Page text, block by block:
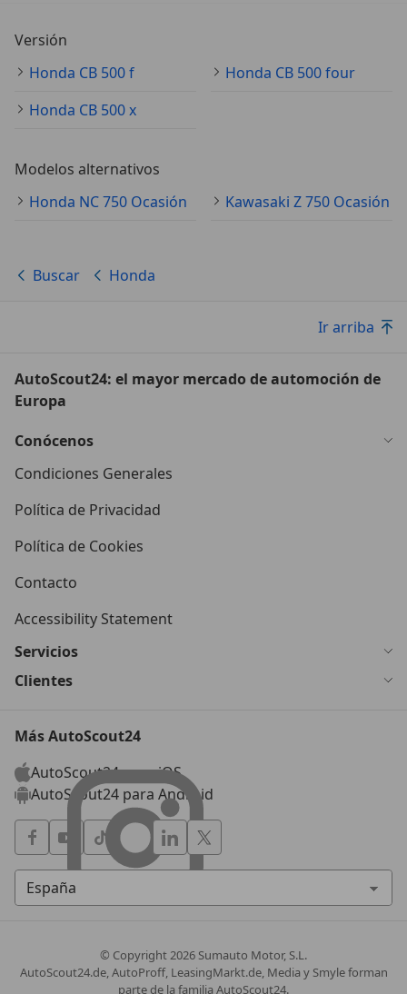
Versión
Honda CB 500 f
Honda CB 500 four
Honda CB 500 x
Modelos alternativos
Honda NC 750 Ocasión
Kawasaki Z 750 Ocasión
Buscar Honda
Ir arriba
AutoScout24: el mayor mercado de automoción de
Europa
Conócenos
Condiciones Generales
Política de Privacidad
Política de Cookies
Contacto
Accessibility Statement
Servicios
Clientes
Más AutoScout24
AutoScout24 para iOS
AutoScout24 para Android
© Copyright2026 Sumauto Motor, S.L.
AutoScout24.de, AutoProff, LeasingMarkt.de, Media y Smyle forman
parte de la familia AutoScout24.